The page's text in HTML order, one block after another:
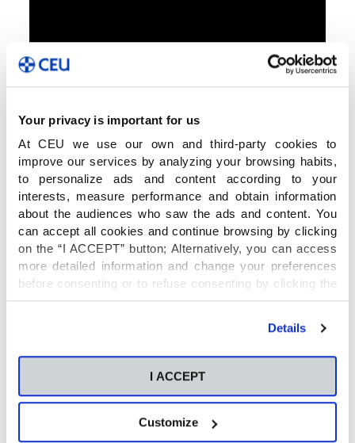
Your privacy is important for us
At CEU we use our own and third-party cookies to
improve our services by analyzing your browsing habits,
to personalize ads and content according to your
interests, measure performance and obtain information
about the audiences who saw the ads and content. You
can accept all cookies and continue browsing by clicking
on the “I ACCEPT” button; Alternatively, you can access
more detailed information and change your preferences
before consenting or to refuse consenting by clicking the
"Personalize" button. For more information you can visit
Details
I ACCEPT
Customize
este enlace
puedes ver algunos
Solemne Acto académico de